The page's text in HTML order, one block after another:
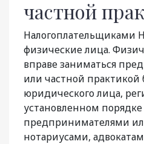
частной
Налогоплательщиками
физические лица.
вправе заниматься
или частной практикой
юридического лица,
установленном
предпринимателями
нотариусами,